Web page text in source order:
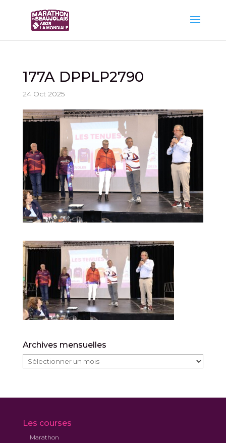
177A DPPLP2790
24 Oct 2025
Archives mensuelles
Archives
mensuelles
Les courses
Marathon